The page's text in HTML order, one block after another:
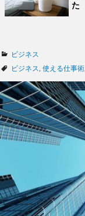
た
カ
テ
リ
ー
ビジネス
タ
ビジネス 使える仕事術